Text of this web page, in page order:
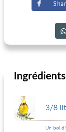
Ingrédients
3/8
Un bol